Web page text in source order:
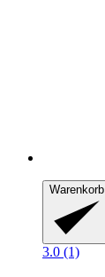
Warenkorb
3.0 (1)